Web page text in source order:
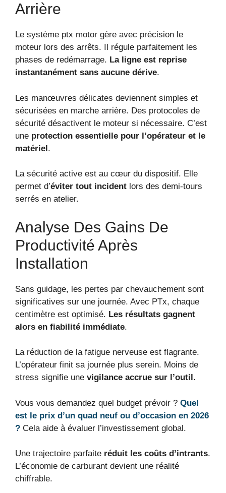
Arrière
Le système ptx motor gère avec précision le
moteur lors des arrêts. Il régule parfaitement les
phases de redémarrage. La ligne est reprise
instantanément sans aucune dérive.
Les manœuvres délicates deviennent simples et
sécurisées en marche arrière. Des protocoles de
sécurité désactivent le moteur si nécessaire. C’est
une protection essentielle pour l’opérateur et le
matériel.
La sécurité active est au cœur du dispositif. Elle
permet d’éviter tout incident lors des demi-tours
serrés en atelier.
Analyse Des Gains De
Productivité Après
Installation
Sans guidage, les pertes par chevauchement sont
significatives sur une journée. Avec PTx, chaque
centimètre est optimisé. Les résultats gagnent
alors en fiabilité immédiate.
La réduction de la fatigue nerveuse est flagrante.
L’opérateur finit sa journée plus serein. Moins de
stress signifie une vigilance accrue sur l’outil .
Vous vous demandez quel budget prévoir ? Quel
est le prix d’un quad neuf ou d’occasion en 2026
? Cela aide à évaluer l’investissement global.
Une trajectoire parfaite réduit les coûts d’intrants.
L’économie de carburant devient une réalité
chiffrable.